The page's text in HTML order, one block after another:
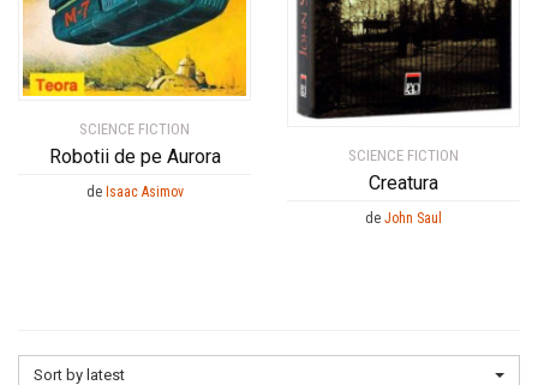
SCIENCE FICTION
Robotii de pe Aurora
de Isaac Asimov
SCIENCE FICTION
Creatura
de John Saul
Sort by latest